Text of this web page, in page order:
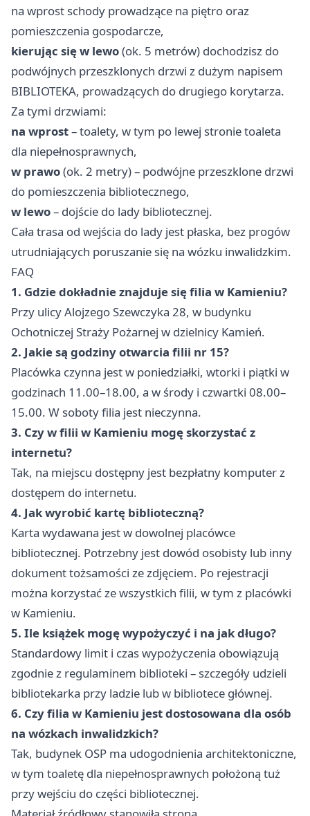
na wprost schody prowadzące na piętro oraz
pomieszczenia gospodarcze,
kierując się w lewo(ok. 5 metrów) dochodzisz do
podwójnych przeszklonych drzwi z dużym napisem
BIBLIOTEKA, prowadzących do drugiego korytarza.
Za tymi drzwiami:
na wprost– toalety, w tym po lewej stronie toaleta
dla niepełnosprawnych,
w prawo(ok. 2 metry) – podwójne przeszklone drzwi
do pomieszczenia bibliotecznego,
w lewo– dojście do lady bibliotecznej.
Cała trasa od wejścia do lady jest płaska, bez progów
utrudniających poruszanie się na wózku inwalidzkim.
FAQ
1. Gdzie dokładnie znajduje się filia w Kamieniu?
Przy ulicy Alojzego Szewczyka 28, w budynku
Ochotniczej Straży Pożarnej w dzielnicy Kamień.
2. Jakie są godziny otwarcia filii nr 15?
Placówka czynna jest w poniedziałki, wtorki i piątki w
godzinach 11.00–18.00, a w środy i czwartki 08.00–
15.00. W soboty filia jest nieczynna.
3. Czy w filii w Kamieniu mogę skorzystać z
internetu?
Tak, na miejscu dostępny jest bezpłatny komputer z
dostępem do internetu.
4. Jak wyrobić kartę biblioteczną?
Karta wydawana jest w dowolnej placówce
bibliotecznej. Potrzebny jest dowód osobisty lub inny
dokument tożsamości ze zdjęciem. Po rejestracji
można korzystać ze wszystkich filii, w tym z placówki
w Kamieniu.
5. Ile książek mogę wypożyczyć i na jak długo?
Standardowy limit i czas wypożyczenia obowiązują
zgodnie z regulaminem biblioteki – szczegóły udzieli
bibliotekarka przy ladzie lub w bibliotece głównej.
6. Czy filia w Kamieniu jest dostosowana dla osób
na wózkach inwalidzkich?
Tak, budynek OSP ma udogodnienia architektoniczne,
w tym toaletę dla niepełnosprawnych położoną tuż
przy wejściu do części bibliotecznej.